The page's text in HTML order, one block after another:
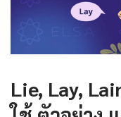
Lie, Lay,